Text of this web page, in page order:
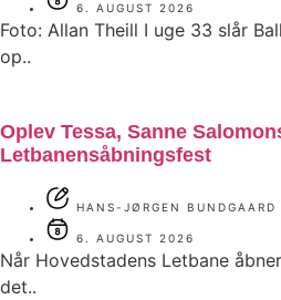
6. AUGUST 2026
Foto: Allan Theill I uge 33 slår
op..
Oplev Tessa, Sanne
Letbanensåbningsfest
HANS-JØRGEN BUNDGAARD
6. AUGUST 2026
Når Hovedstadens Letbane
det..